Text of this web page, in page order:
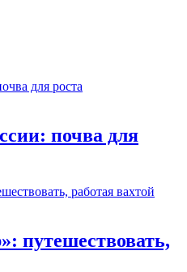
почва для
путешествовать,